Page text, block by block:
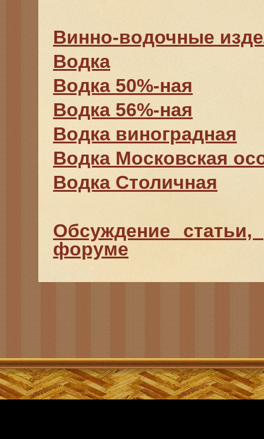
Винно-водочные
Водка
Водка 50%-ная
Водка 56%-ная
Водка виноградная
Водка Московская
Водка Столичная
Обсуждение
форуме